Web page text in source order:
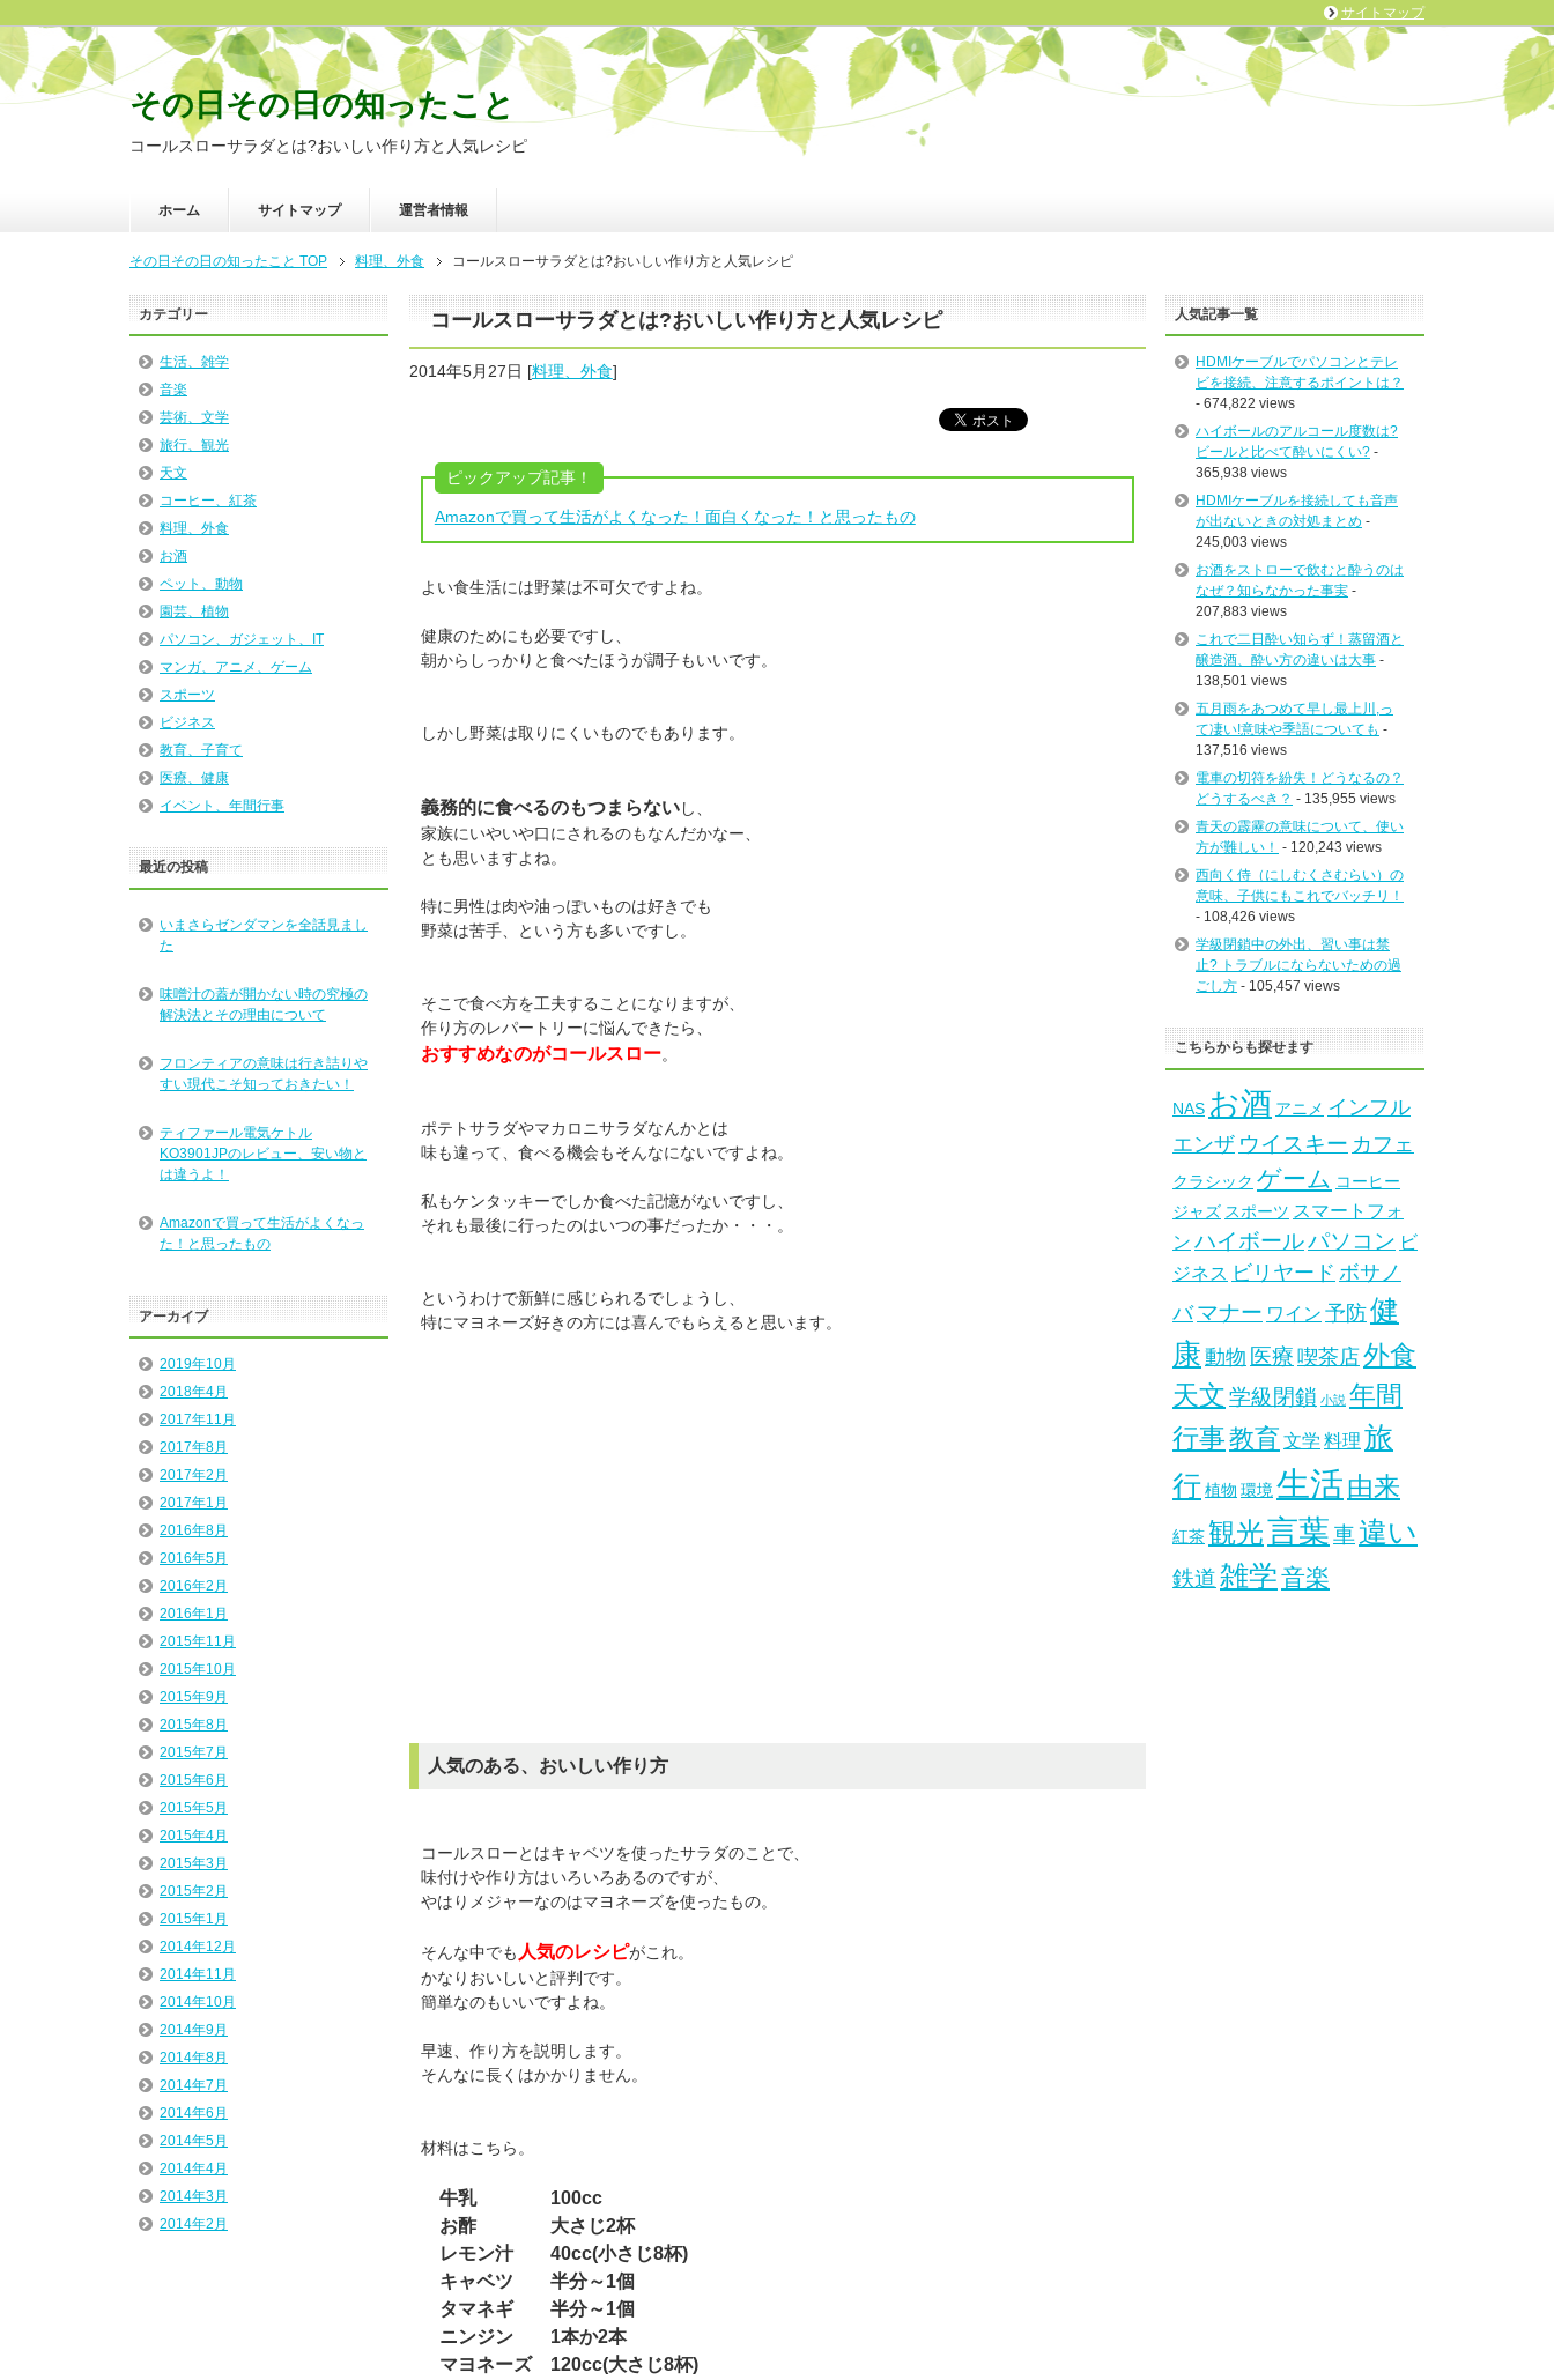
その日その日の知ったこと
コールスローサラダとは?おいしい作り方と人気レシピ
ホーム サイトマップ 運営者情報
その日その日の知ったこと TOP 料理、外食 コールスローサラダとは?おいしい作り方と人気レシピ
コールスローサラダとは?おいしい作り方と人気レシピ
2014年5月27日 [料理、外食]
ピックアップ記事！
Amazonで買って生活がよくなった！面白くなった！と思ったもの
よい食生活には野菜は不可欠ですよね。
健康のためにも必要ですし、
朝からしっかりと食べたほうが調子もいいです。
しかし野菜は取りにくいものでもあります。
義務的に食べるのもつまらないし、
家族にいやいや口にされるのもなんだかなー、
とも思いますよね。
特に男性は肉や油っぽいものは好きでも
野菜は苦手、という方も多いですし。
そこで食べ方を工夫することになりますが、
作り方のレパートリーに悩んできたら、
おすすめなのがコールスロー。
ポテトサラダやマカロニサラダなんかとは
味も違って、食べる機会もそんなにないですよね。
私もケンタッキーでしか食べた記憶がないですし、
それも最後に行ったのはいつの事だったか・・・。
というわけで新鮮に感じられるでしょうし、
特にマヨネーズ好きの方には喜んでもらえると思います。
人気のある、おいしい作り方
コールスローとはキャベツを使ったサラダのことで、
味付けや作り方はいろいろあるのですが、
やはりメジャーなのはマヨネーズを使ったもの。
そんな中でも 人気のレシピがこれ。
かなりおいしいと評判です。
簡単なのもいいですよね。
早速、作り方を説明します。
そんなに長くはかかりません。
材料はこちら。
牛乳 100cc
お酢 大さじ2杯
レモン汁 40cc(小さじ8杯)
キャベツ 半分～1個
タマネギ 半分～1個
ニンジン 1本か2本
マヨネーズ 120cc(大さじ8杯)
カテゴリー
生活、雑学
音楽
芸術、文学
旅行、観光
天文
コーヒー、紅茶
料理、外食
お酒
ペット、動物
園芸、植物
パソコン、ガジェット、IT
マンガ、アニメ、ゲーム
スポーツ
ビジネス
教育、子育て
医療、健康
イベント、年間行事
最近の投稿
いまさらゼンダマンを全話見まし
た
味噌汁の蓋が開かない時の究極の
解決法とその理由について
フロンティアの意味は行き詰りや
すい現代こそ知っておきたい！
ティファール電気ケトル
KO3901JPのレビュー、安い物と
は違うよ！
Amazonで買って生活がよくなっ
た！と思ったもの
アーカイブ
2019年10月
2018年4月
2017年11月
2017年8月
2017年2月
2017年1月
2016年8月
2016年5月
2016年2月
2016年1月
2015年11月
2015年10月
2015年9月
2015年8月
2015年7月
2015年6月
2015年5月
2015年4月
2015年3月
2015年2月
2015年1月
2014年12月
2014年11月
2014年10月
2014年9月
2014年8月
2014年7月
2014年6月
2014年5月
2014年4月
2014年3月
2014年2月
人気記事一覧
HDMIケーブルでパソコンとテレ
ビを接続、注意するポイントは？
- 674,822 views
ハイボールのアルコール度数は?
ビールと比べて酔いにくい? -
365,938 views
HDMIケーブルを接続しても音声
が出ないときの対処まとめ -
245,003 views
お酒をストローで飲むと酔うのは
なぜ？知らなかった事実 -
207,883 views
これで二日酔い知らず！蒸留酒と
醸造酒、酔い方の違いは大事 -
138,501 views
五月雨をあつめて早し最上川,っ
て凄い!意味や季語についても -
137,516 views
電車の切符を紛失！どうなるの？
どうするべき？ - 135,955 views
青天の霹靂の意味について、使い
方が難しい！ - 120,243 views
西向く侍（にしむくさむらい）の
意味、子供にもこれでバッチリ！
- 108,426 views
学級閉鎖中の外出、習い事は禁
止? トラブルにならないための過
ごし方 - 105,457 views
こちらからも探せます
NAS お酒 アニメ インフル
エンザ ウイスキー カフェ
クラシック ゲーム コーヒー
ジャズ スポーツ スマートフォ
ン ハイボールパソコン ビ
ジネス ビリヤード ボサノ
バ マナー ワイン 予防健
康 動物 医療 喫茶店外食
天文学級閉鎖 小説 年間
行事教育 文学 料理 旅
行植物 環境生活由来
紅茶観光言葉車違い
鉄道雑学音楽
サイトマップ